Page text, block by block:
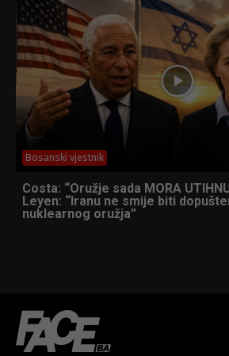
Bosanski vjestnik
Costa: “Oružje sada MORA
Leyen: “Iranu ne smije biti
nuklearnog oružja”